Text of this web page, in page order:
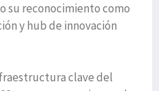
su reconocimiento como
y hub de innovación
clave del